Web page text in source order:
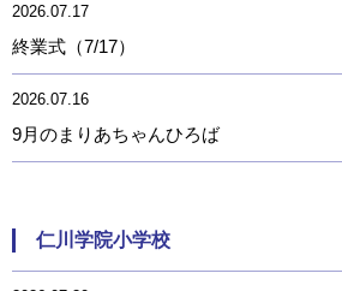
2026.07.17
終業式（7/17）
2026.07.16
9月のまりあちゃんひろば
仁川学院小学校